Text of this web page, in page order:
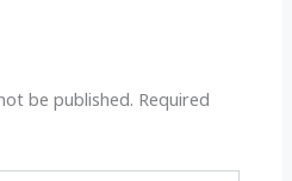
be published. Required